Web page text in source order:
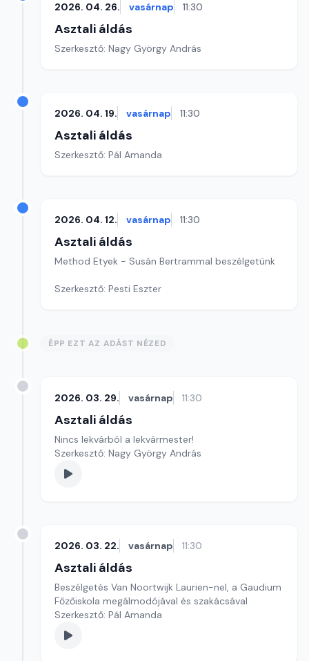
2026. 04. 26. vasárnap 11:30
Asztali áldás
Szerkesztő: Nagy György András
2026. 04. 19. vasárnap 11:30
Asztali áldás
Szerkesztő: Pál Amanda
2026. 04. 12. vasárnap 11:30
Asztali áldás
Method Etyek - Susán Bertrammal beszélgetünk
Szerkesztő: Pesti Eszter
ÉPP EZT AZ ADÁST NÉZED
2026. 03. 29. vasárnap 11:30
Asztali áldás
Nincs lekvárból a lekvármester!
Szerkesztő: Nagy György András
2026. 03. 22. vasárnap 11:30
Asztali áldás
Beszélgetés Van Noortwijk Laurien-nel, a Gaudium
Főzőiskola megálmodójával és szakácsával
Szerkesztő: Pál Amanda